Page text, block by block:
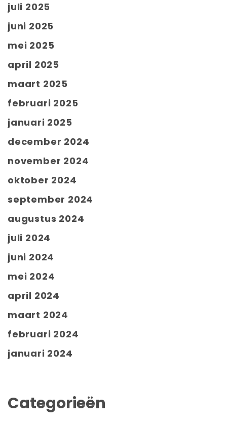
juli 2025
juni 2025
mei 2025
april 2025
maart 2025
februari 2025
januari 2025
december 2024
november 2024
oktober 2024
september 2024
augustus 2024
juli 2024
juni 2024
mei 2024
april 2024
maart 2024
februari 2024
januari 2024
Categorieën